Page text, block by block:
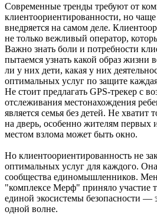
Современные тренды требуют от
клиентоориентированности, но чаще
внедряется на самом деле.
не только вежливый оператор,
Важно знать боли и потребности
пытаемся узнать какой образ жизни
ли у них дети, какая у них
оптимальных услуг по защите
Не стоит предлагать GPS-трекер с
отслеживания местонахождения
является семья без детей. Не хватит
на дверь, особенно жителям первых
местом взлома может быть окно.
Но клиентоориентированность не
оптимальных услуг для каждого.
сообщества единомышленников.
"комплексе Мерф" приняло участие
единой экосистемы безопасности —
одной волне.